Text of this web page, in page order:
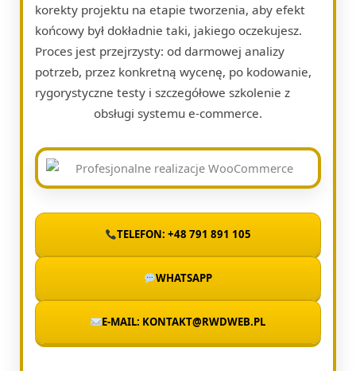
korekty projektu na etapie tworzenia, aby efekt
końcowy był dokładnie taki, jakiego oczekujesz.
Proces jest przejrzysty: od darmowej analizy
potrzeb, przez konkretną wycenę, po kodowanie,
rygorystyczne testy i szczegółowe szkolenie z
obsługi systemu e-commerce.
TELEFON: +48 791 891 105
WHATSAPP
E-MAIL: KONTAKT@RWDWEB.PL